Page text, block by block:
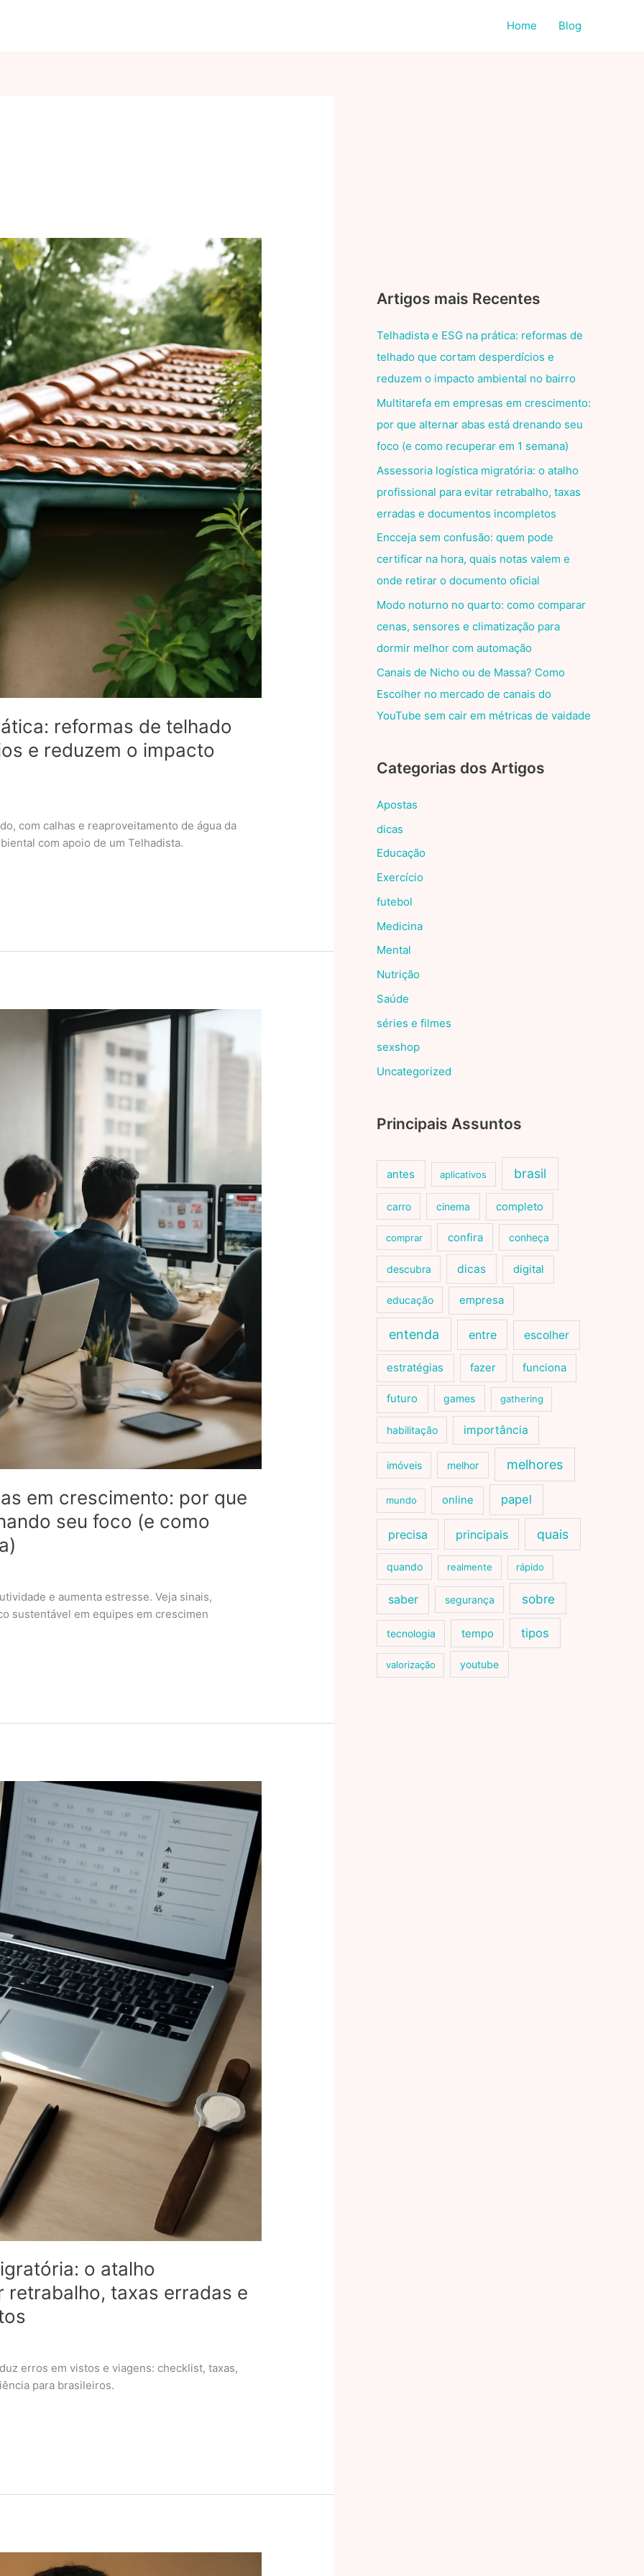
Home Blog
reformas de telhado
e reduzem o impacto
com calhas e reaproveitamento de água da
com apoio de um Telhadista.
em crescimento: por que
seu foco (e como
e aumenta estresse. Veja sinais,
sustentável em equipes em crescimen
o atalho
retrabalho, taxas erradas e
erros em vistos e viagens: checklist, taxas,
para brasileiros.
Artigos mais Recentes
Telhadista e ESG na prática: reformas de
telhado que cortam desperdícios e
reduzem o impacto ambiental no bairro
Multitarefa em empresas em crescimento:
por que alternar abas está drenando seu
foco (e como recuperar em 1 semana)
Assessoria logística migratória: o atalho
profissional para evitar retrabalho, taxas
erradas e documentos incompletos
Encceja sem confusão: quem pode
certificar na hora, quais notas valem e
onde retirar o documento oficial
Modo noturno no quarto: como comparar
cenas, sensores e climatização para
dormir melhor com automação
Canais de Nicho ou de Massa? Como
Escolher no mercado de canais do
YouTube sem cair em métricas de vaidade
Categorias dos Artigos
Apostas
dicas
Educação
Exercício
futebol
Medicina
Mental
Nutrição
Saúde
séries e filmes
sexshop
Uncategorized
Principais Assuntos
antes aplicativos brasil
carro cinema completo
comprar confira conheça
descubra dicas digital
educação empresa
entenda entre escolher
estratégias fazer funciona
futuro games gathering
habilitação importância
imóveis melhor melhores
mundo online papel
precisa principais quais
quando realmente rápido
saber segurança sobre
tecnologia tempo tipos
valorização youtube